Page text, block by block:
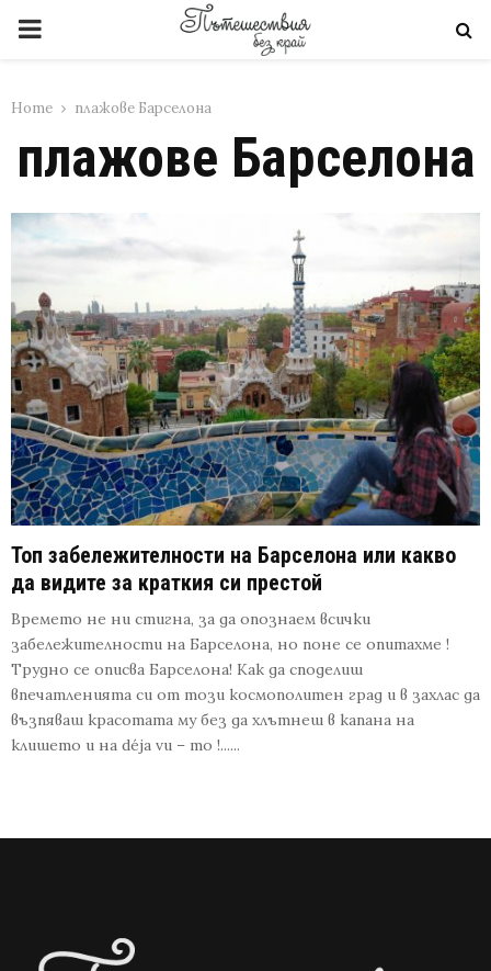
PRIMARY
Home плажове Барселона
плажове Барселона
Топ забележителности на Барселона или какво
да видите за краткия си престой
Времето не ни стигна, за да опознаем всички
забележителности на Барселона, но поне се опитахме !
Трудно се описва Барселона! Как да споделиш
впечатленията си от този космополитен град и в захлас да
възпяваш красотата му без да хлътнеш в капана на
клишето и на déja vu – то !......